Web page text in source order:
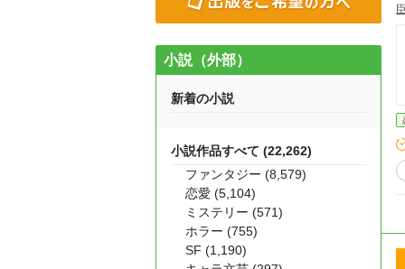
小説（外部）
新着の小説
小説作品すべて (22,262)
ファンタジー (8,579)
恋愛 (5,104)
ミステリー (571)
ホラー (755)
SF (1,190)